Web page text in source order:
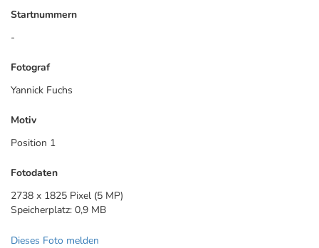
Startnummern
-
Fotograf
Yannick Fuchs
Motiv
Position 1
Fotodaten
2738 x 1825 Pixel (5 MP)
Speicherplatz: 0,9 MB
Dieses Foto melden